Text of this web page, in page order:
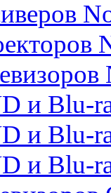
и Blu-
и Blu-
и Blu-